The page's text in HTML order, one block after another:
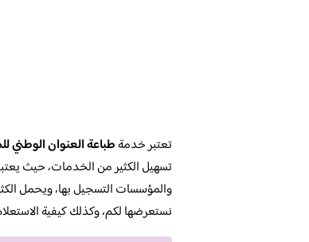
تعتبر خدمةطباعة العنوان
تسهيل الكثير من الخدمات، حيث
والمؤسسات التسجيل بها، ويحمل
نستعرضها لكم، وكذلك كيفية